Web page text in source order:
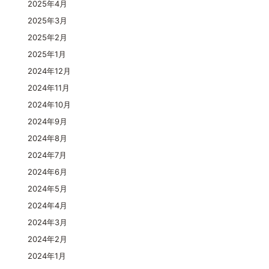
2025年4月
2025年3月
2025年2月
2025年1月
2024年12月
2024年11月
2024年10月
2024年9月
2024年8月
2024年7月
2024年6月
2024年5月
2024年4月
2024年3月
2024年2月
2024年1月